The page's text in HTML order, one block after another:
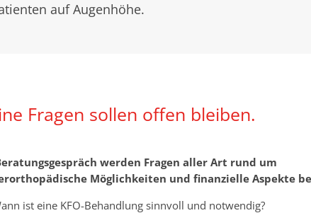
auf Augenhöhe.
Fragen sollen offen bleiben.
werden Fragen aller Art rund um
Möglichkeiten und finanzielle Aspekte
ist eine KFO-Behandlung sinnvoll und notwendig?